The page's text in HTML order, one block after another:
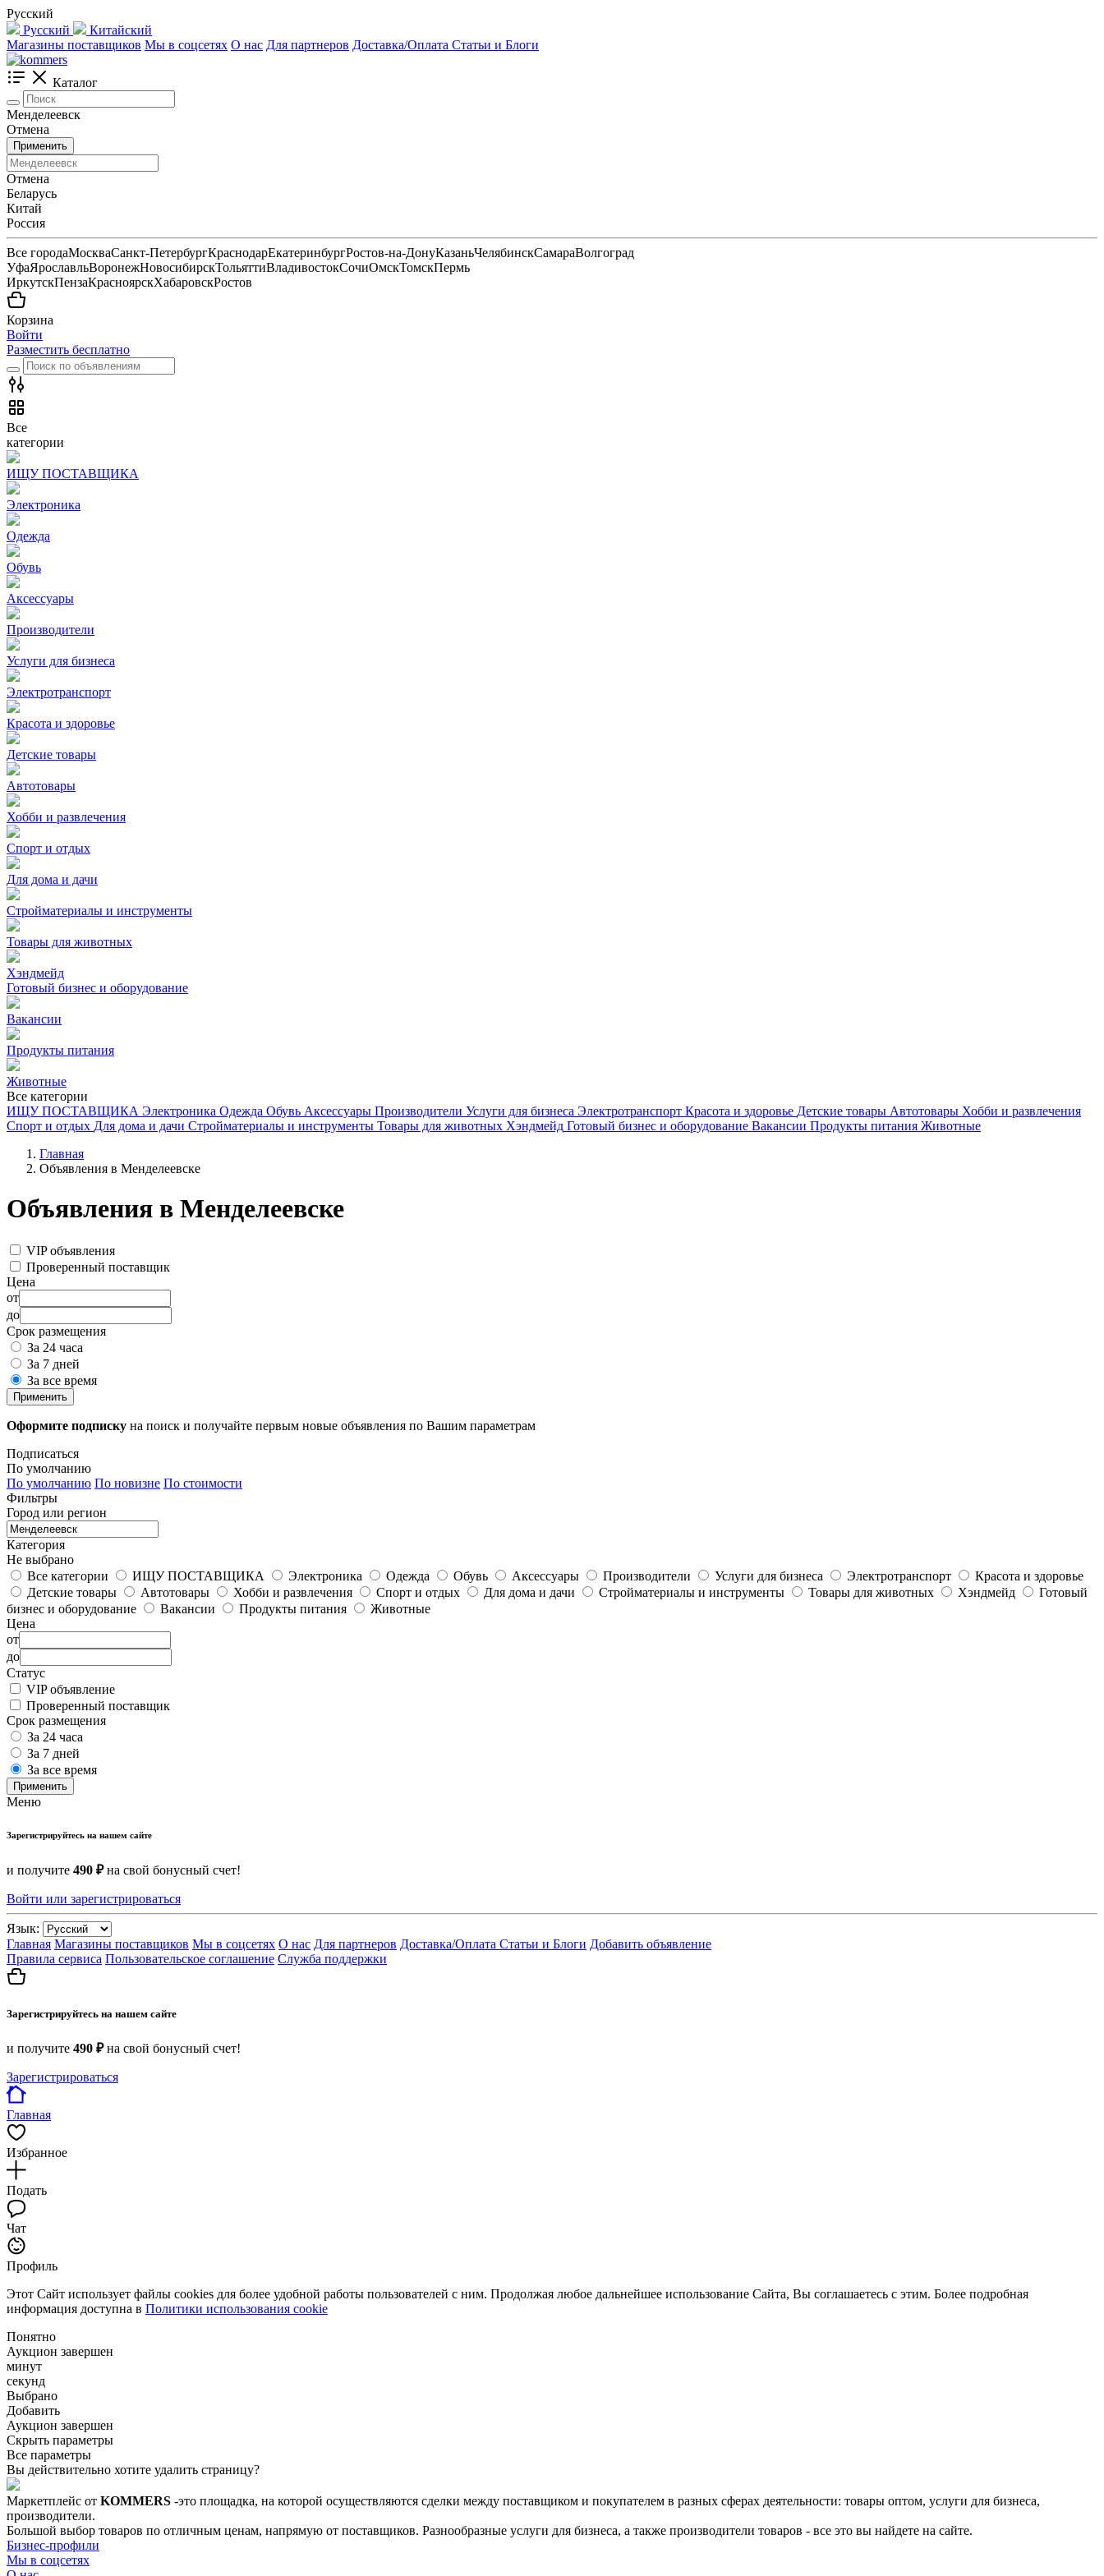
Русский
Русский
Китайский
Магазины поставщиков Мы в соцсетях О нас Для партнеров Доставка/Оплата Статьи и Блоги
Каталог
Менделеевск
Отмена
Применить
Отмена
Беларусь
Китай
Россия
Все городаМоскваСанкт-ПетербургКраснодарЕкатеринбургРостов-на-ДонуКазаньЧелябинскСамараВолгоград
УфаЯрославльВоронежНовосибирскТольяттиВладивостокСочиОмскТомскПермь
ИркутскПензаКрасноярскХабаровскРостов
Корзина
Войти
Разместить бесплатно
Все
категории
ИЩУ ПОСТАВЩИКА
Электроника
Одежда
Обувь
Аксессуары
Производители
Услуги для бизнеса
Электротранспорт
Красота и здоровье
Детские товары
Автотовары
Хобби и развлечения
Спорт и отдых
Для дома и дачи
Стройматериалы и инструменты
Товары для животных
Хэндмейд
Готовый бизнес и оборудование
Вакансии
Продукты питания
Животные
Все категории
ИЩУ ПОСТАВЩИКА Электроника Одежда Обувь Аксессуары Производители Услуги для бизнеса Электротранспорт Красота и здоровье Детские товары Автотовары Хобби и развлечения
Спорт и отдых Для дома и дачи Стройматериалы и инструменты Товары для животных Хэндмейд Готовый бизнес и оборудование Вакансии Продукты питания Животные
Главная
Объявления в Менделеевске
Объявления в Менделеевске
VIP объявления
Проверенный поставщик
Цена
от
до
Срок размещения
За 24 часа
За 7 дней
За все время
Применить
Оформите подписку на поиск и получайте первым новые объявления по Вашим параметрам
Подписаться
По умолчанию
По умолчанию По новизне По стоимости
Фильтры
Город или регион
Категория
Не выбрано
Все категории
ИЩУ ПОСТАВЩИКА Электроника Одежда Обувь Аксессуары Производители Услуги для бизнеса Электротранспорт
Красота и здоровье
Детские товары
Автотовары Хобби и развлечения Спорт и отдых Для дома и дачи Стройматериалы и инструменты Товары для животных Хэндмейд
Готовый
бизнес и оборудование
Вакансии Продукты питания
Животные
Цена
от
до
Статус
VIP объявление
Проверенный поставщик
Срок размещения
За 24 часа
За 7 дней
За все время
Применить
Меню
Зарегистрируйтесь на нашем сайте
и получите 490 ₽на свой бонусный счет!
Войти или зарегистрироваться
Язык:
Главная Магазины поставщиков Мы в соцсетях О нас Для партнеров Доставка/Оплата Статьи и Блоги Добавить объявление
Правила сервиса Пользовательское соглашение Служба поддержки
Зарегистрируйтесь на нашем сайте
и получите 490 ₽на свой бонусный счет!
Зарегистрироваться
Главная
Избранное
Подать
Чат
Профиль
Этот Сайт использует файлы cookies для более удобной работы пользователей с ним. Продолжая любое дальнейшее использование Сайта, Вы соглашаетесь с этим. Более подробная
информация доступна в Политики использования cookie
Понятно
Аукцион завершен
минут
секунд
Выбрано
Добавить
Аукцион завершен
Скрыть параметры
Все параметры
Вы действительно хотите удалить страницу?
Маркетплейс от KOMMERS -это площадка, на которой осуществляются сделки между поставщиком и покупателем в разных сферах деятельности: товары оптом, услуги для бизнеса,
производители.
Большой выбор товаров по отличным ценам, напрямую от поставщиков. Разнообразные услуги для бизнеса, а также производители товаров - все это вы найдете на сайте.
Бизнес-профили
Мы в соцсетях